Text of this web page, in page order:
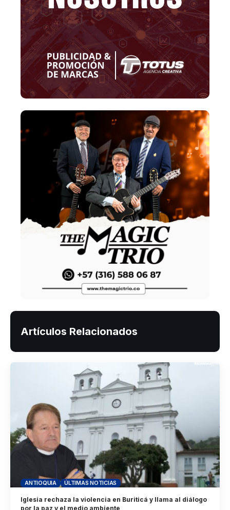
Artículos Relacionados
ANTIOQUIA ÚLTIMAS NOTICIAS
Iglesia rechaza la violencia en Buriticá y llama al diálogo
por la paz y el medio ambiente